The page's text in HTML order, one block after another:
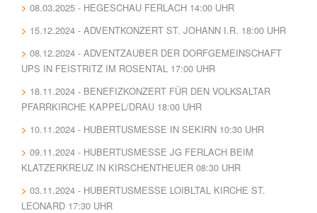
08.03.2025 - HEGESCHAU FERLACH 14:00 UHR
15.12.2024 - ADVENTKONZERT ST. JOHANN I.R. 18:00 UHR
08.12.2024 - ADVENTZAUBER DER DORFGEMEINSCHAFT
UPS IN FEISTRITZ IM ROSENTAL 17:00 UHR
18.11.2024 - BENEFIZKONZERT FÜR DEN VOLKSALTAR
PFARRKIRCHE KAPPEL/DRAU 18:00 UHR
10.11.2024 - HUBERTUSMESSE IN SEKIRN 10:30 UHR
09.11.2024 - HUBERTUSMESSE JG FERLACH BEIM
KLATZERKREUZ IN KIRSCHENTHEUER 08:30 UHR
03.11.2024 - HUBERTUSMESSE LOIBLTAL KIRCHE ST.
LEONARD 17:30 UHR